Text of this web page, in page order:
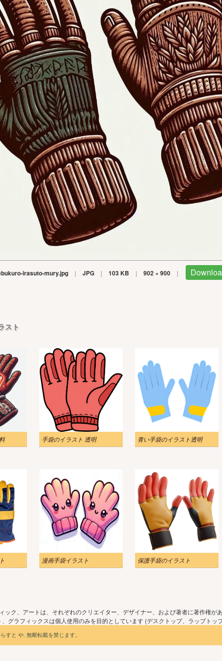
irasuto-mury.jpg | JPG | 103 KB | 902 × 900 |
スト
手袋のイラスト 透明 青い手袋のイラスト透明
漫画手袋イラスト 保護手袋のイラスト
ック、アートは、それぞれのクリエイター、デザイナー、および著者に著作権
グラフィックスは個人使用のみを目的としています (デスクトップ、ラップト
すと や. 無断転載を禁じます。